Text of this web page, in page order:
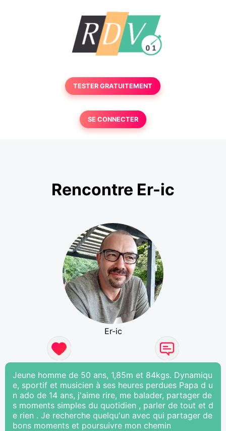
TESTER GRATUITEMENT
SE CONNECTER
Rencontre Er-ic
Er-ic
Jeune homme de 50 ans, 1,85m et 84kgs. Dynamiqu
e, sportif et musicien à ses heures perdues Papa d u
n ado de 14 ans, j'aime rire, me balader, partager de
s moments simples du quotidien , parler de tout et d
e rien . Je recherche quelqu'un avec qui partager de
bons moments et poursuivre mon chemin